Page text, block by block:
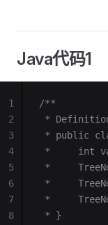
Java代码1
/**
*
* public
*     int
*
*
*
* }
1
2
3
4
5
6
7
8